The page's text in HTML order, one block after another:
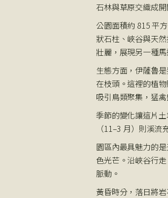
石林與草原交織成
公園面積約 815 平
狀石柱、峽谷與天
壯麗，展現另一種
生態方面，伊薩魯
在枝頭。這裡的植
吸引鳥類聚集，猛
季節的變化讓這片
（11–3 月）則溪
園區內最具魅力的
色光芒。沿峽谷行
脈動。
黃昏時分，落日將